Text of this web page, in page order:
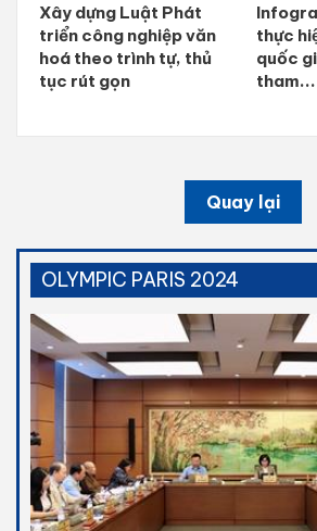
Xây dựng Luật Phát
triển công nghiệp văn
hoá theo trình tự, thủ
tục rút gọn
thực
quốc
tham...
Quay lại
OLYMPIC PARIS 2024